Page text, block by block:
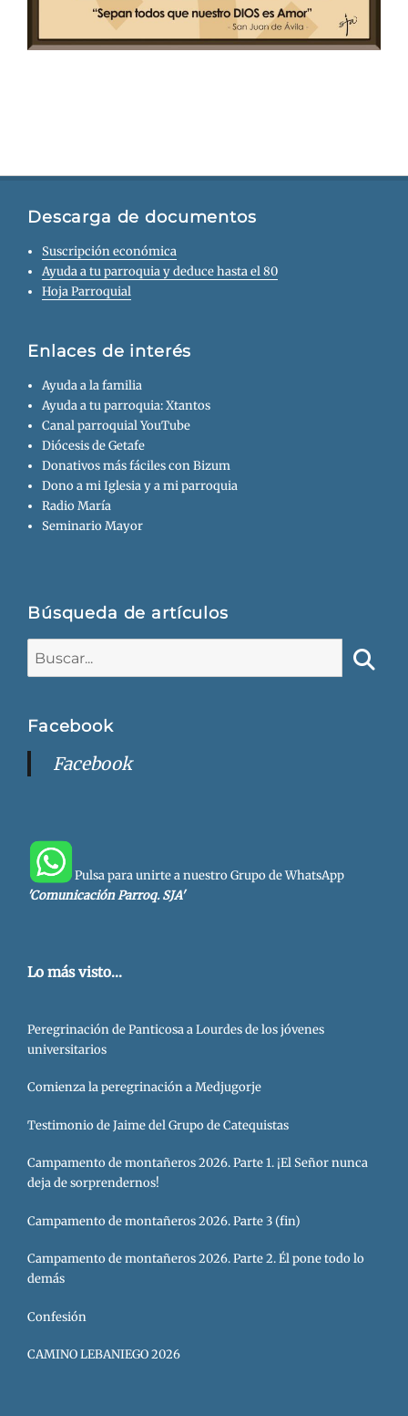
Descarga de documentos
Suscripción económica
Ayuda a tu parroquia y deduce hasta el 80
Hoja Parroquial
Enlaces de interés
Ayuda a la familia
Ayuda a tu parroquia: Xtantos
Canal parroquial YouTube
Diócesis de Getafe
Donativos más fáciles con Bizum
Dono a mi Iglesia y a mi parroquia
Radio María
Seminario Mayor
Búsqueda de artículos
Facebook
Facebook
Pulsa para unirte a nuestro Grupo de WhatsApp
'Comunicación Parroq. SJA'
Lo más visto...
Peregrinación de Panticosa a Lourdes de los jóvenes
universitarios
Comienza la peregrinación a Medjugorje
Testimonio de Jaime del Grupo de Catequistas
Campamento de montañeros 2026. Parte 1. ¡El Señor nunca
deja de sorprendernos!
Campamento de montañeros 2026. Parte 3 (fin)
Campamento de montañeros 2026. Parte 2. Él pone todo lo
demás
Confesión
CAMINO LEBANIEGO 2026